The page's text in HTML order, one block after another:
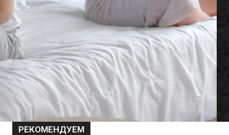
РЕКОМЕНДУЕМ